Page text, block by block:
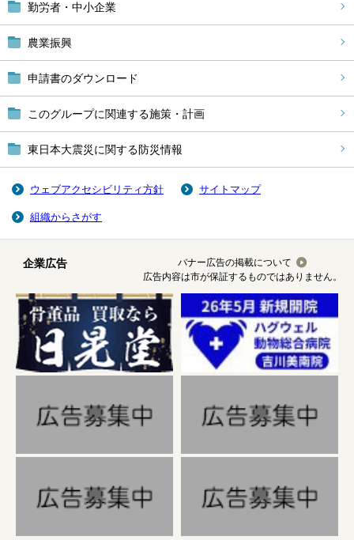
勤労者・中小企業
農業振興
申請書のダウンロード
このグループに関連する施策・計画
東日本大震災に関する防災情報
ウェブアクセシビリティ方針 サイトマップ
組織からさがす
企業広告
バナー広告の掲載について
広告内容は市が保証するものではありません。